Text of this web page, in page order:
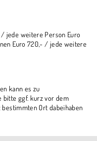
/ jede weitere Person Euro
Euro 720,- / jede weitere
kann es zu
bitte ggf. kurz vor dem
bestimmten Ort dabeihaben